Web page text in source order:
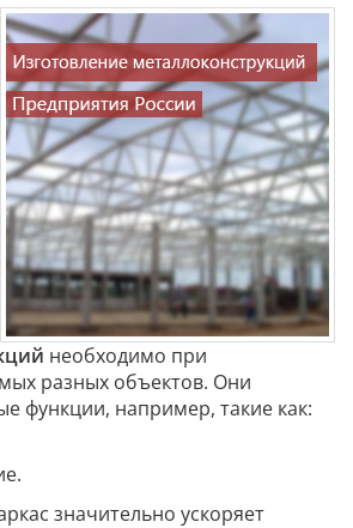
необходимо при
разных объектов. Они
функции, например, такие как:
значительно ускоряет